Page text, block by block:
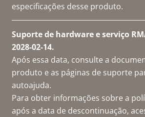
especificações desse produto.
Suporte de hardware e serviço
2028-02-14.
Após essa data, consulte a
produto e as páginas de suporte
autoajuda.
Para obter informações sobre a
após a data de descontinuação,